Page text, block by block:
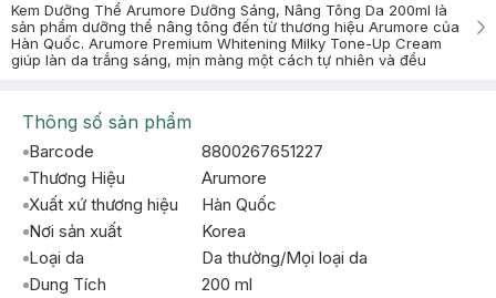
Kem Dưỡng Thể Arumore Dưỡng Sáng, Nâng Tông Da 200ml là
sản phẩm dưỡng thể nâng tông đến từ thương hiệu Arumore của
Hàn Quốc. Arumore Premium Whitening Milky Tone-Up Cream
giúp làn da trắng sáng, mịn màng một cách tự nhiên và đều
Thông số sản phẩm
Barcode
8800267651227
Thương Hiệu
Arumore
Xuất xứ thương hiệu
Hàn Quốc
Nơi sản xuất
Korea
Loại da
Da thường/Mọi loại da
Dung Tích
200 ml